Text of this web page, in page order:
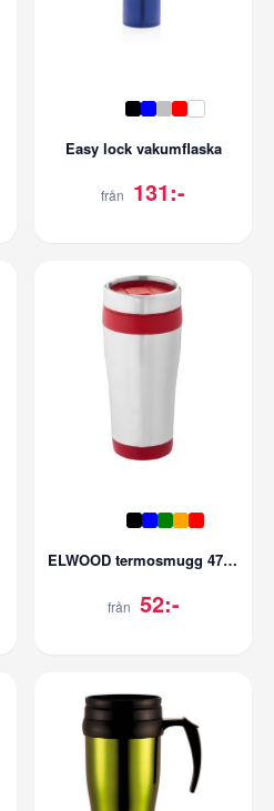
Easy lock vakumflaska
från 131:-
ELWOOD termosmugg 470ml
från 52:-